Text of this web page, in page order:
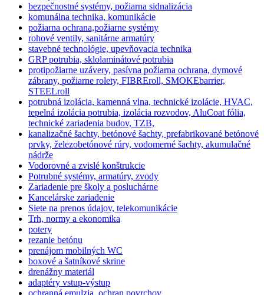
bezpečnostné systémy, požiarna sidnalizácia
komunálna technika, komunikácie
požiarna ochrana,požiarne systémy
rohové ventily, sanitárne armatúry
stavebné technológie, upevňovacia technika
GRP potrubia, sklolaminátové potrubia
protipožiarne uzávery, pasívna požiarna ochrana, dymové
zábrany, požiarne rolety, FIBREroll, SMOKEbarrier,
STEELroll
potrubná izolácia, kamenná vlna, technické izolácie, HVAC,
tepelná izolácia potrubia, izolácia rozvodov, AluCoat fólia,
technické zariadenia budov, TZB,
kanalizačné šachty, betónové šachty, prefabrikované betónové
prvky, železobetónové rúry, vodomerné šachty, akumulačné
nádrže
Vodorovné a zvislé konštrukcie
Potrubné systémy, armatúry, zvody
Zariadenie pre školy a posluchárne
Kancelárske zariadenie
Siete na prenos údajov, telekomunikácie
Trh, normy a ekonomika
potery
rezanie betónu
prenájom mobilných WC
boxové a šatníkové skrine
drenážny materiál
adaptéry vstup-výstup
ochranná emulzia, ochran povrchov